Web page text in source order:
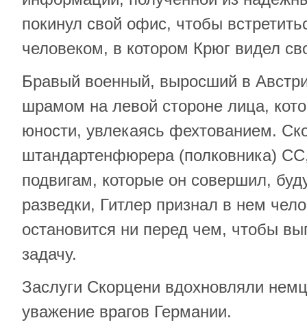
покинул свой офис, чтобы
человеком, в котором Крюг видел
Бравый военный, выросший в
шрамом на левой стороне лица,
юности, увлекаясь фехтованием.
штандартенфюрера (полковника)
подвигам, которые он совершил,
разведки, Гитлер признал в нем
остановится ни перед чем, чтобы
задачу.
Заслуги Скорцени вдохновляли
уважение врагов Германии.